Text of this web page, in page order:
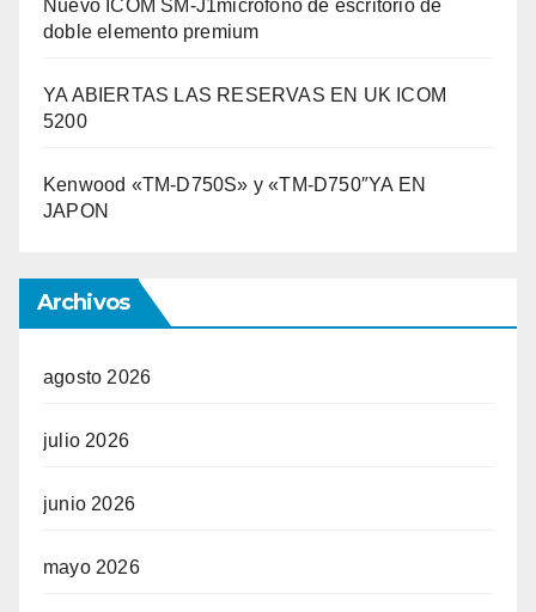
Nuevo ICOM SM-J1micrófono de escritorio de
doble elemento premium
YA ABIERTAS LAS RESERVAS EN UK ICOM
5200
Kenwood «TM-D750S» y «TM-D750″YA EN
JAPON
Archivos
agosto 2026
julio 2026
junio 2026
mayo 2026